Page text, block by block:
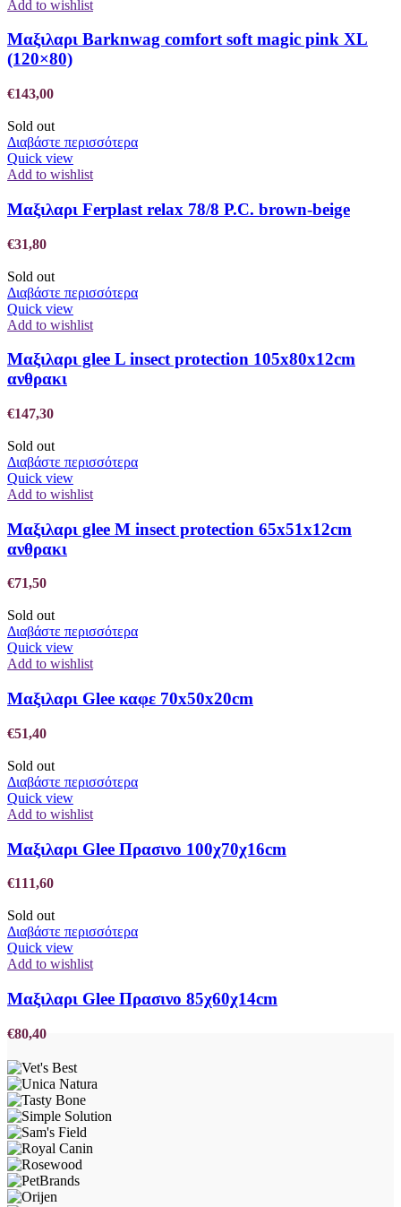
Add to wishlist
Μαξιλαρι Barknwag comfort soft magic pink XL
(120×80)
€143,00
Sold out
Διαβάστε περισσότερα
Quick view
Add to wishlist
Μαξιλαρι Ferplast relax 78/8 P.C. brown-beige
€31,80
Sold out
Διαβάστε περισσότερα
Quick view
Add to wishlist
Μαξιλαρι glee L insect protection 105x80x12cm
ανθρακι
€147,30
Sold out
Διαβάστε περισσότερα
Quick view
Add to wishlist
Μαξιλαρι glee M insect protection 65x51x12cm
ανθρακι
€71,50
Sold out
Διαβάστε περισσότερα
Quick view
Add to wishlist
Μαξιλαρι Glee καφε 70x50x20cm
€51,40
Sold out
Διαβάστε περισσότερα
Quick view
Add to wishlist
Μαξιλαρι Glee Πρασινο 100χ70χ16cm
€111,60
Sold out
Διαβάστε περισσότερα
Quick view
Add to wishlist
Μαξιλαρι Glee Πρασινο 85χ60χ14cm
€80,40